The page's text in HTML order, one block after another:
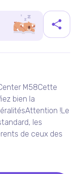
M58Cette
bien la
!Le
les
de ceux des